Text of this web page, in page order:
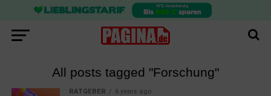
All posts tagged "Forschung"
RATGEBER 6 years ago